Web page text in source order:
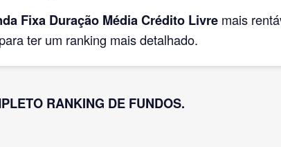
Fixa Duração Média Crédito Livre mais
ter um ranking mais detalhado.
RANKING DE FUNDOS.